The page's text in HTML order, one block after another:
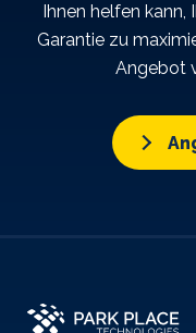
Ihnen helfen kann,
Garantie zu
Angebot